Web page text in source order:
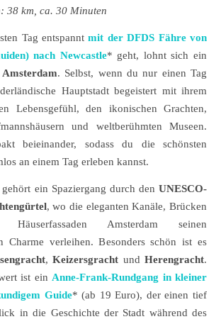
38 km, ca. 30 Minuten
Tag entspanntmit der DFDS Fähre von
nach Newcastle* geht, lohnt sich ein
Amsterdam. Selbst, wenn du nur einen Tag
Hauptstadt begeistert mit ihrem
Lebensgefühl, den ikonischen Grachten,
und weltberühmten Museen.
beieinander, sodass du die schönsten
an einem Tag erleben kannst.
ein Spaziergang durch den UNESCO-
, wo die eleganten Kanäle, Brücken
Amsterdam seinen
Charme verleihen. Besonders schön ist es
, Keizersgracht und Herengracht.
ist ein Anne-Frank-Rundgang in kleiner
Guide* (ab 19 Euro), der einen tief
in die Geschichte der Stadt während des